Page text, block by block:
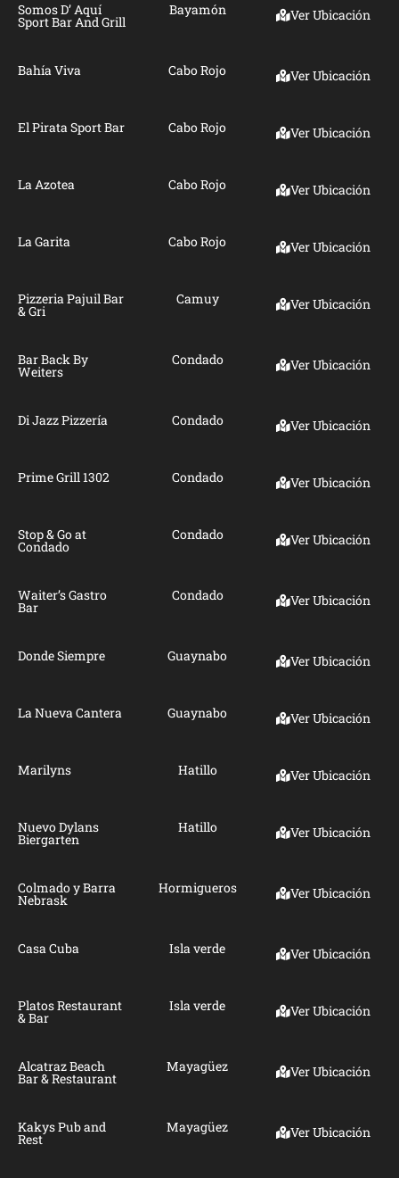
Somos D’ Aquí
Sport Bar And Grill
Bayamón Ver Ubicación
Bahía Viva Cabo Rojo Ver Ubicación
El Pirata Sport Bar Cabo Rojo Ver Ubicación
La Azotea Cabo Rojo Ver Ubicación
La Garita Cabo Rojo Ver Ubicación
Pizzeria Pajuil Bar
& Gri
Camuy Ver Ubicación
Bar Back By
Weiters
Condado Ver Ubicación
Di Jazz Pizzería Condado Ver Ubicación
Prime Grill 1302 Condado Ver Ubicación
Stop & Go at
Condado
Condado Ver Ubicación
Waiter’s Gastro
Bar
Condado Ver Ubicación
Donde Siempre Guaynabo Ver Ubicación
La Nueva Cantera Guaynabo Ver Ubicación
Marilyns Hatillo Ver Ubicación
Nuevo Dylans
Biergarten
Hatillo Ver Ubicación
Colmado y Barra
Nebrask
Hormigueros Ver Ubicación
Casa Cuba Isla verde Ver Ubicación
Platos Restaurant
& Bar
Isla verde Ver Ubicación
Alcatraz Beach
Bar & Restaurant
Mayagüez Ver Ubicación
Kakys Pub and
Rest
Mayagüez Ver Ubicación